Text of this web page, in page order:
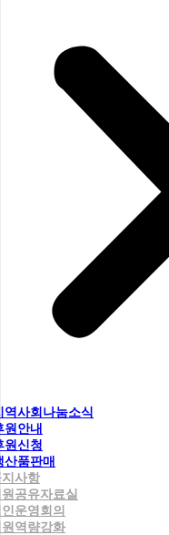
역사회나눔소식
원안내
원신청
산품판매
사항
공유자료실
운영회의
역량강화